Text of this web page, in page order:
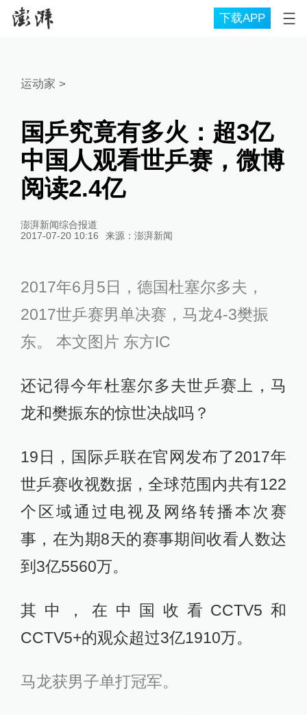
下载APP
运动家 >
国乒究竟有多火：超3亿
中国人观看世乒赛，微博
阅读2.4亿
澎湃新闻综合报道
2017-07-20 10:16
来源： 澎湃新闻
2017年6月5日，德国杜塞尔多夫，
2017世乒赛男单决赛，马龙4-3樊振
东。 本文图片 东方IC
还记得今年杜塞尔多夫世乒赛上，马
龙和樊振东的惊世决战吗？
19日，国际乒联在官网发布了2017年
世乒赛收视数据，全球范围内共有122
个区域通过电视及网络转播本次赛
事，在为期8天的赛事期间收看人数达
到3亿5560万。
其中，在中国收看CCTV5和
CCTV5+的观众超过3亿1910万。
马龙获男子单打冠军。